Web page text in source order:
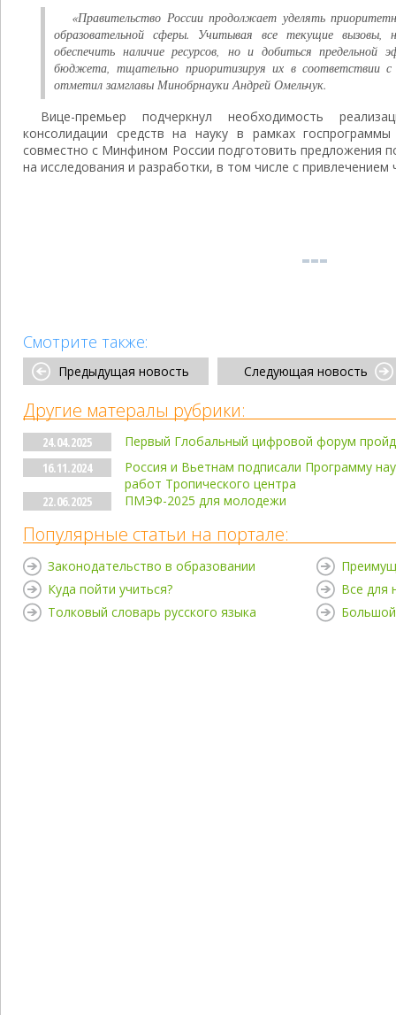
«Правительство России продолжает уделять
образовательной сферы. Учитывая все текущие
обеспечить наличие ресурсов, но и добиться предельной
бюджета, тщательно приоритизируя их в соответствии
отметил замглавы Минобрнауки Андрей Омельчук.
Вице-премьер подчеркнул необходимость
консолидации средств на науку в рамках
совместно с Минфином России подготовить предложения
на исследования и разработки, в том числе с привлечением
Смотрите также:
Предыдущая новость Следующая новость
Другие матералы рубрики:
24.04.2025
Первый Глобальный цифровой форум
16.11.2024
Россия и Вьетнам подписали Программу
работ Тропического центра
22.06.2025
ПМЭФ-2025 для молодежи
Популярные статьи на портале:
Законодательство в образовании
Куда пойти учиться?
Толковый словарь русского языка
Все для
Большой